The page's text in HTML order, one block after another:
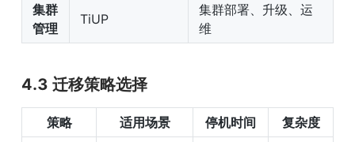
集群
管理
TiUP
集群部署、升级、运
维
4.3 迁移策略选择
策略 适用场景 停机时间
复杂度